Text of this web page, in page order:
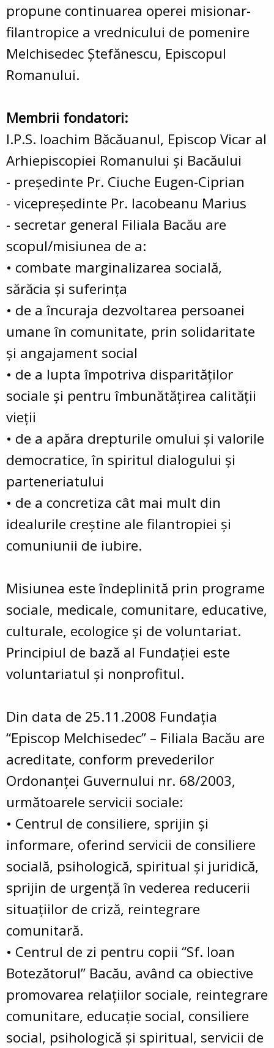
propune continuarea operei misionar-
filantropice a vrednicului de pomenire
Melchisedec Ştefănescu, Episcopul
Romanului.
Membrii fondatori:
I.P.S. Ioachim Băcăuanul, Episcop Vicar al
Arhiepiscopiei Romanului şi Bacăului
- preşedinte Pr. Ciuche Eugen-Ciprian
- vicepreşedinte Pr. Iacobeanu Marius
- secretar general Filiala Bacău are
scopul/misiunea de a:
• combate marginalizarea socială,
sărăcia şi suferinţa
• de a încuraja dezvoltarea persoanei
umane în comunitate, prin solidaritate
şi angajament social
• de a lupta împotriva disparităţilor
sociale şi pentru îmbunătăţirea calităţii
vieţii
• de a apăra drepturile omului şi valorile
democratice, în spiritul dialogului şi
parteneriatului
• de a concretiza cât mai mult din
idealurile creştine ale filantropiei şi
comuniunii de iubire.
Misiunea este îndeplinită prin programe
sociale, medicale, comunitare, educative,
culturale, ecologice şi de voluntariat.
Principiul de bază al Fundaţiei este
voluntariatul şi nonprofitul.
Din data de 25.11.2008 Fundaţia
“Episcop Melchisedec” – Filiala Bacău are
acreditate, conform prevederilor
Ordonanţei Guvernului nr. 68/2003,
următoarele servicii sociale:
• Centrul de consiliere, sprijin şi
informare, oferind servicii de consiliere
socială, psihologică, spiritual şi juridică,
sprijin de urgenţă în vederea reducerii
situaţiilor de criză, reintegrare
comunitară.
• Centrul de zi pentru copii “Sf. Ioan
Botezătorul” Bacău, având ca obiective
promovarea relaţiilor sociale, reintegrare
comunitare, educaţie social, consiliere
social, psihologică şi spiritual, servicii de